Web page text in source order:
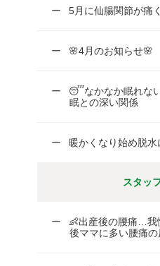
5月に仙腸関節が痛
🌸4月のお知らせ🌸
😴なかなか眠れな
眠との深い関係
暖かくなり始め脱水
スタッ
👶出産後の腰痛…我
後ママに多い腰痛